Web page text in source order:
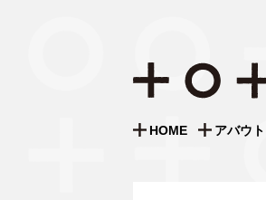
p
HOME アバウト